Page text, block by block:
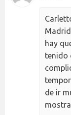
hay
tenido
de ir